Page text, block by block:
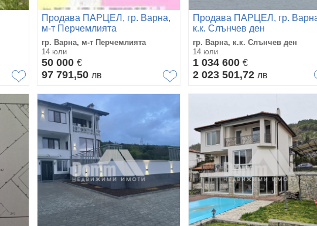
Продава ПАРЦЕЛ, гр. Варна,
м-т Перчемлията
гр. Варна, м-т Перчемлията
14 юли
50 000 €
97 791,50 лв
Продава ПАРЦЕЛ, гр.
к.к. Слънчев ден
гр. Варна, к.к. Слънчев ден
14 юли
1 034 600 €
2 023 501,72 лв